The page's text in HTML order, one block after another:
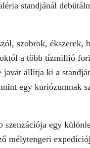
standjánál
szobrok, ékszerek,
a több tízmillió
javát állítja ki a
egy kuriózumnak
egy
mélytengeri